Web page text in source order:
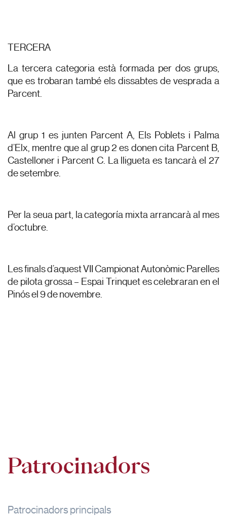
TERCERA
La tercera categoria està formada per dos grups,
que es trobaran també els dissabtes de vesprada a
Parcent.
Al grup 1 es junten Parcent A, Els Poblets i Palma
d’Elx, mentre que al grup 2 es donen cita Parcent B,
Castelloner i Parcent C. La lligueta es tancarà el 27
de setembre.
Per la seua part, la categoría mixta arrancarà al mes
d’octubre.
Les finals d’aquest VII Campionat Autonòmic Parelles
de pilota grossa – Espai Trinquet es celebraran en el
Pinós el 9 de novembre.
Patrocinadors
Patrocinadors principals